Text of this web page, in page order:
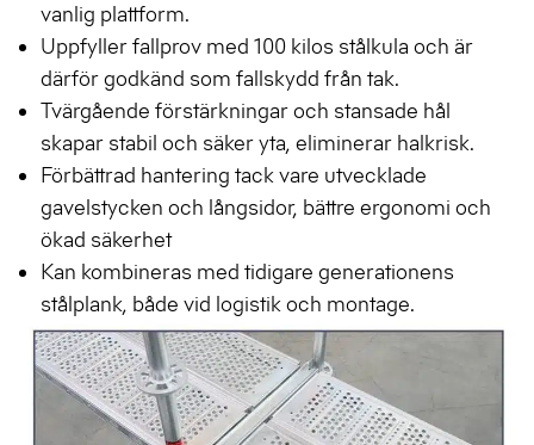
vanlig plattform.
Uppfyller fallprov med 100 kilos stålkula och är
därför godkänd som fallskydd från tak.
Tvärgående förstärkningar och stansade hål
skapar stabil och säker yta, eliminerar halkrisk.
Förbättrad hantering tack vare utvecklade
gavelstycken och långsidor, bättre ergonomi och
ökad säkerhet
Kan kombineras med tidigare generationens
stålplank, både vid logistik och montage.